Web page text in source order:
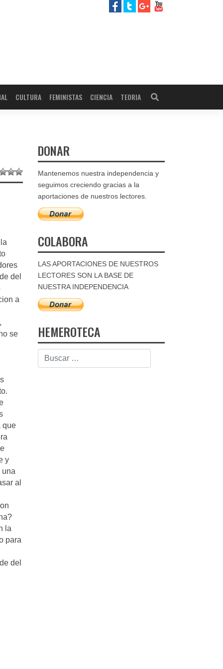
CULTURA FEMINISTAS CIENCIA TEORIA
del
a
se
que
y
una
al
la
para
del
DONAR
Mantenemos nuestra independencia y
seguimos creciendo gracias a la
aportaciones de nuestros lectores.
COLABORA
LAS APORTACIONES DE NUESTROS
LECTORES SON LA BASE DE
NUESTRA INDEPENDENCIA
HEMEROTECA